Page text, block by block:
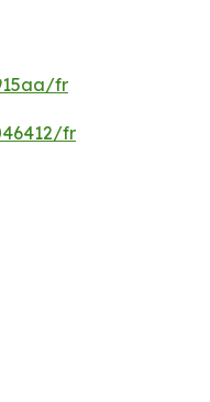
fr
fr